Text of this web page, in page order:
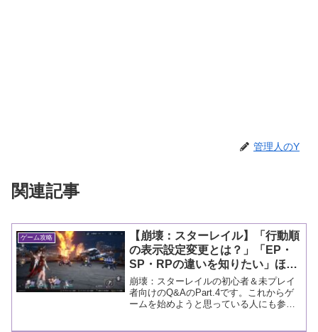
管理人のY
関連記事
ゲーム攻略
【崩壊：スターレイル】「行動順
の表示設定変更とは？」「EP・
SP・RPの違いを知りたい」ほか
【初心者向けQ＆A④】
崩壊：スターレイルの初心者＆未プレイ
者向けのQ&AのPart.4です。これからゲ
ームを始めようと思っている人にも参考